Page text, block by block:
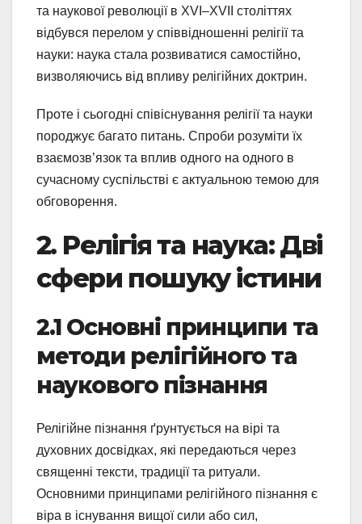
та наукової революції в XVI–XVII століттях
відбувся перелом у співвідношенні релігії та
науки: наука стала розвиватися самостійно,
визволяючись від впливу релігійних доктрин.
Проте і сьогодні співіснування релігії та науки
породжує багато питань. Спроби розуміти їх
взаємозв’язок та вплив одного на одного в
сучасному суспільстві є актуальною темою для
обговорення.
2. Релігія та наука: Дві
сфери пошуку істини
2.1 Основні принципи та
методи релігійного та
наукового пізнання
Релігійне пізнання ґрунтується на вірі та
духовних досвідках, які передаються через
священні тексти, традиції та ритуали.
Основними принципами релігійного пізнання є
віра в існування вищої сили або сил,